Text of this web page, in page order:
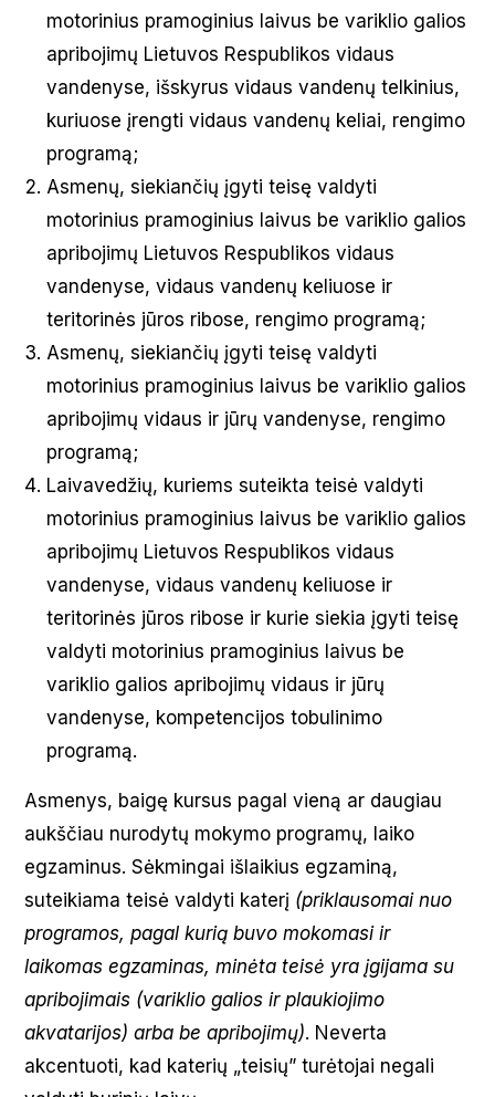
motorinius pramoginius laivus be variklio galios
apribojimų Lietuvos Respublikos vidaus
vandenyse, išskyrus vidaus vandenų telkinius,
kuriuose įrengti vidaus vandenų keliai, rengimo
programą;
Asmenų, siekiančių įgyti teisę valdyti
motorinius pramoginius laivus be variklio galios
apribojimų Lietuvos Respublikos vidaus
vandenyse, vidaus vandenų keliuose ir
teritorinės jūros ribose, rengimo programą;
Asmenų, siekiančių įgyti teisę valdyti
motorinius pramoginius laivus be variklio galios
apribojimų vidaus ir jūrų vandenyse, rengimo
programą;
Laivavedžių, kuriems suteikta teisė valdyti
motorinius pramoginius laivus be variklio galios
apribojimų Lietuvos Respublikos vidaus
vandenyse, vidaus vandenų keliuose ir
teritorinės jūros ribose ir kurie siekia įgyti teisę
valdyti motorinius pramoginius laivus be
variklio galios apribojimų vidaus ir jūrų
vandenyse, kompetencijos tobulinimo
programą.
Asmenys, baigę kursus pagal vieną ar daugiau
aukščiau nurodytų mokymo programų, laiko
egzaminus. Sėkmingai išlaikius egzaminą,
suteikiama teisė valdyti katerį (priklausomai nuo
programos, pagal kurią buvo mokomasi ir
laikomas egzaminas, minėta teisė yra įgijama su
apribojimais (variklio galios ir plaukiojimo
akvatarijos) arba be apribojimų). Neverta
akcentuoti, kad katerių „teisių” turėtojai negali